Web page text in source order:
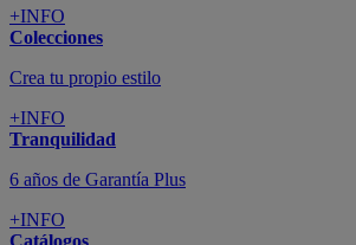
+INFO
Colecciones
Crea tu propio estilo
+INFO
Tranquilidad
6 años de Garantía Plus
+INFO
Catálogos